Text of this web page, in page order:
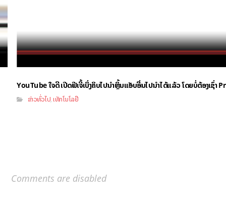
YouTube ໃຈດີ ເປີດຟີເຈີ້ເບິ່ງຄິບໄປນຳຫຼິ້ນແອັບອື່ນໄປນຳໄດ້ແລ້ວ ໂດຍບໍ່ຕ້ອງເຊົ່າ
ຂ່າວທົ່ວໄປ ,ເທັກໂນໂລຢີ
Comments are disabled